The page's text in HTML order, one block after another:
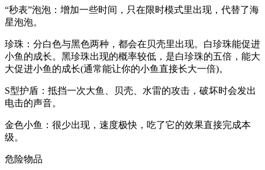
“秒表”泡泡：增加一些时间，只在限时模式里出现，代替了海
星泡泡。
珍珠：分白色与黑色两种，都会在贝壳里出现。白珍珠能促进
小鱼的成长。黑珍珠出现的概率较低，是白珍珠的五倍，能大
大促进小鱼的成长(通常能让你的小鱼直接长大一倍)。
S型护盾：抵挡一次大鱼、贝壳、水雷的攻击，破坏时会发出
电击的声音。
金色小鱼：很少出现，速度极快，吃了它的效果直接完成本
级。
危险物品